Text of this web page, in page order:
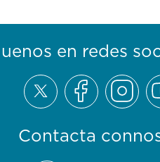
Contacta
en redes